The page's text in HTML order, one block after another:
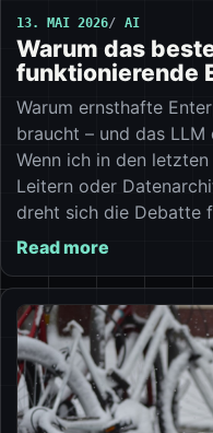
13. MAI 2026 AI
Warum das
funktionierende
Warum ernsthafte
braucht – und das
Wenn ich in den
Leitern oder
dreht sich die Debatte
Read more